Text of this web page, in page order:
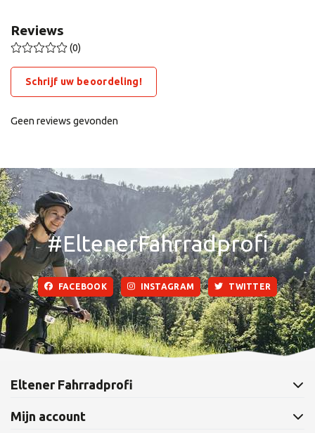
Reviews
(0)
Schrijf uw beoordeling!
Geen reviews gevonden
#EltenerFahrradprofi
FACEBOOK INSTAGRAM TWITTER
Eltener Fahrradprofi
Mijn account